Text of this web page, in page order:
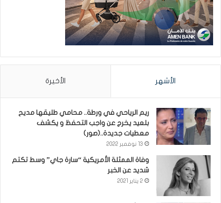
الأشهر الأخيرة
ريم الرياحي في ورطة.. محامي طليقها مديح
بلعيد يخرج عن واجب التحفظ و يكشف
معطيات جديدة..(صور)
13 نوفمبر 2022
وفاة الممثلة الأمريكية “سارة جاي” وسط تكتم
شديد عن الخبر
2 يناير 2021